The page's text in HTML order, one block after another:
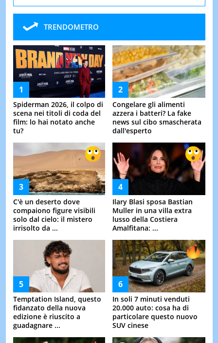
TRENDOMETRO
Spiderman 2026, il colpo di
scena nei titoli di coda del
film: lo hai notato anche
tu?
Congelare gli alimenti
azzera i batteri? La fake
news sul cibo smascherata
dall'esperto
C'è un deserto dove
compaiono figure visibili
solo dal cielo: il mistero
irrisolto da ...
Ilary Blasi sposa Bastian
Muller in una villa extra
lusso della Costiera
Amalfitana: ...
Temptation Island, questo
fidanzato della nuova
edizione è riuscito a
guadagnare ...
In soli 7 minuti venduti
20.000 auto: cosa ha di
particolare questo nuovo
SUV cinese